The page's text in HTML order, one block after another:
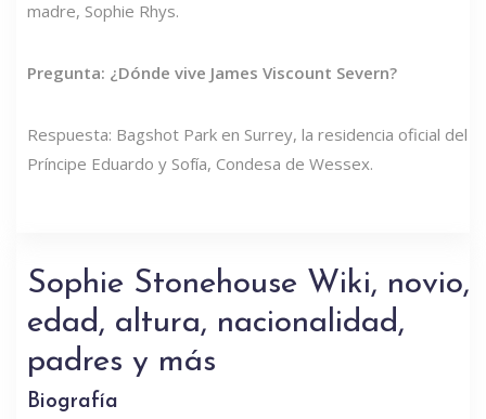
madre, Sophie Rhys.
Pregunta: ¿Dónde vive James Viscount Severn?
Respuesta: Bagshot Park en Surrey, la residencia oficial del
Príncipe Eduardo y Sofía, Condesa de Wessex.
Sophie Stonehouse Wiki, novio,
edad, altura, nacionalidad,
padres y más
Biografía